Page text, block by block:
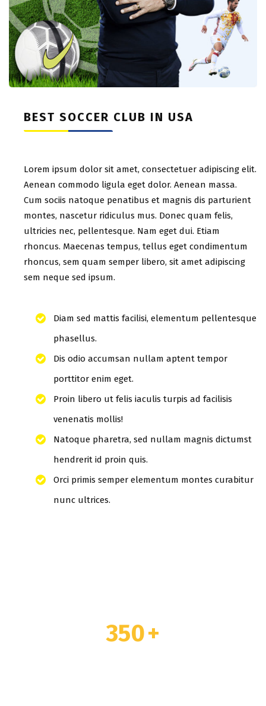
BEST SOCCER CLUB IN USA
Lorem ipsum dolor sit amet, consectetuer adipiscing elit.
Aenean commodo ligula eget dolor. Aenean massa.
Cum sociis natoque penatibus et magnis dis parturient
montes, nascetur ridiculus mus. Donec quam felis,
ultricies nec, pellentesque. Nam eget dui. Etiam
rhoncus. Maecenas tempus, tellus eget condimentum
rhoncus, sem quam semper libero, sit amet adipiscing
sem neque sed ipsum.
Diam sed mattis facilisi, elementum pellentesque
phasellus.
Dis odio accumsan nullam aptent tempor
porttitor enim eget.
Proin libero ut felis iaculis turpis ad facilisis
venenatis mollis!
Natoque pharetra, sed nullam magnis dictumst
hendrerit id proin quis.
Orci primis semper elementum montes curabitur
nunc ultrices.
350+